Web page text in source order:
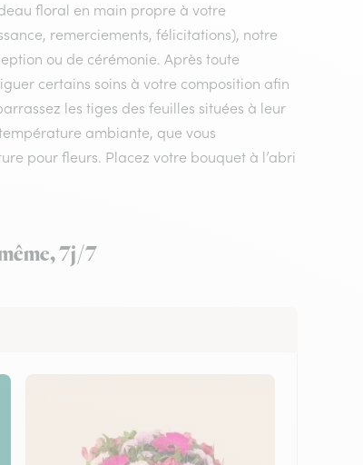
floral en main propre à votre
remerciements, félicitations), notre
ou de cérémonie. Après toute
certains soins à votre composition afin
les tiges des feuilles situées à leur
ambiante, que vous
pour fleurs. Placez votre bouquet à l’abri
7j/7